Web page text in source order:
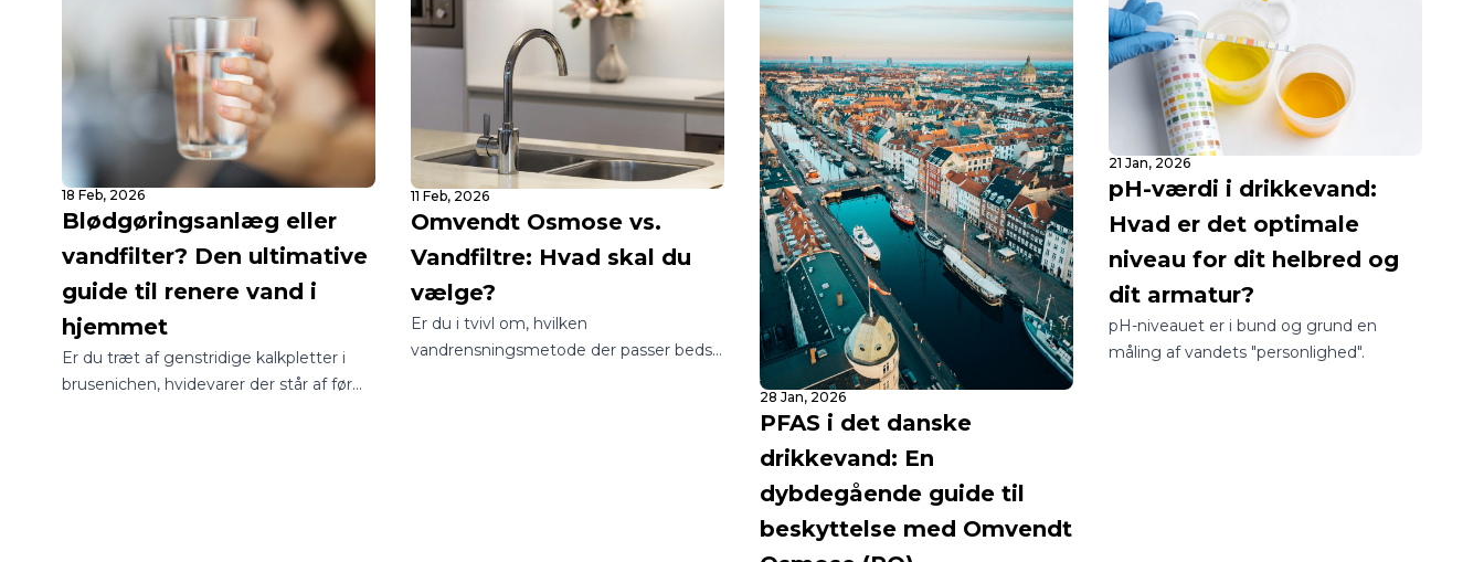
18 Feb, 2026
Blødgøringsanlæg eller
vandfilter? Den ultimative
guide til renere vand i
hjemmet
Er du træt af genstridige kalkpletter i
brusenichen, hvidevarer der står af før
11 Feb, 2026
Omvendt Osmose vs.
Vandfiltre: Hvad skal du
vælge?
Er du i tvivl om, hvilken
vandrensningsmetode der passer bedst
28 Jan, 2026
PFAS i det danske
drikkevand: En
dybdegående guide til
beskyttelse med Omvendt
21 Jan, 2026
pH-værdi i drikkevand:
Hvad er det optimale
niveau for dit helbred og
dit armatur?
pH-niveauet er i bund og grund en
måling af vandets "personlighed".